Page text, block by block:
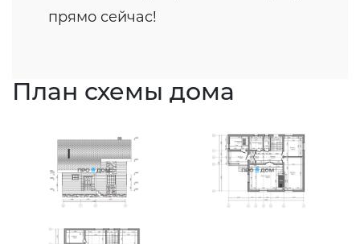
прямо сейчас!
План схемы дома